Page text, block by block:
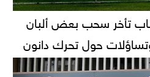
تأخر سحب بعض ألبان
حول تحرك دانون